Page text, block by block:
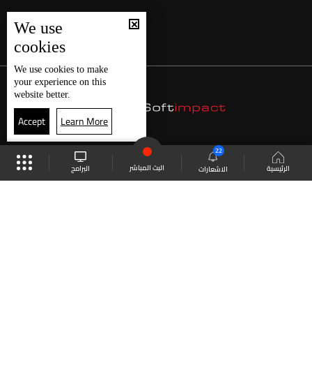
الرئيسية الاشعارات
22
البث المباشر البرامج
We use
cookies
We use cookies to make
your experience on this
website better.
Accept Learn More
موقع البرامج الجدول البث المباشر